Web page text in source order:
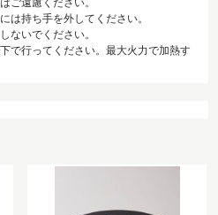
ご遠慮ください。
は持ち手を外してください。
ないでください。
で行ってください。最大火力で加熱す